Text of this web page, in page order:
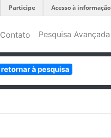
Participe Acesso à informação
Contato Pesquisa Avançada
retornar à pesquisa